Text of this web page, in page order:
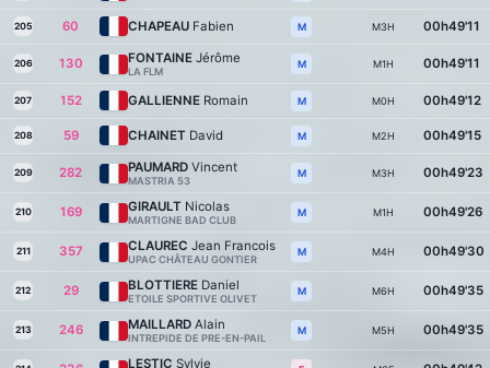
205 60 CHAPEAU Fabien M M3H 00h49'11
206 130 FONTAINE Jérôme
LA FLM
M M1H 00h49'11
207 152 GALLIENNE Romain M M0H 00h49'12
208 59 CHAINET David M M2H 00h49'15
209 282 PAUMARD Vincent
MASTRIA 53
M M3H 00h49'23
210 169 GIRAULT Nicolas
MARTIGNE BAD CLUB
M M1H 00h49'26
211 357 CLAUREC Jean Francois
UPAC CHÂTEAU GONTIER
M M4H 00h49'30
212 29 BLOTTIERE Daniel
ETOILE SPORTIVE OLIVET
M M6H 00h49'35
213 246 MAILLARD Alain
INTREPIDE DE PRE-EN-PAIL
M M5H 00h49'35
LESTIC Sylvie